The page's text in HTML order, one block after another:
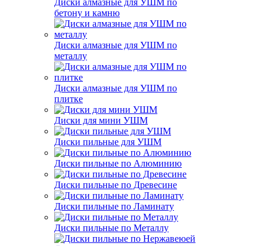
Диски алмазные для УШМ по
бетону и камню
Диски алмазные для УШМ по
металлу
Диски алмазные для УШМ по
плитке
Диски для мини УШМ
Диски пильные для УШМ
Диски пильные по Алюминию
Диски пильные по Древесине
Диски пильные по Ламинату
Диски пильные по Металлу